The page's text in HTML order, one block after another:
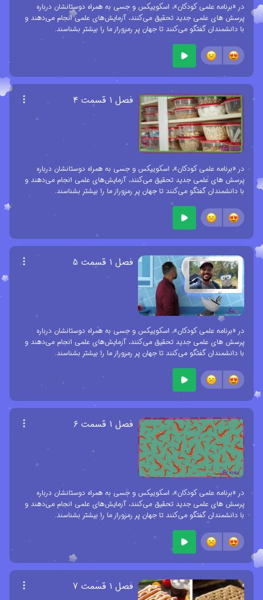
در «برنامه علمی کودکان»، اسکوییکس و جسی به همراه دوستانشان درباره
پرسش های علمی جدید تحقیق می‌کنند، آزمایش‌های علمی انجام می‌دهند و
با دانشمندان گفتگو می‌کنند تا جهان پر رمزوراز ما را بیشتر بشناسند.
فصل ۱ قسمت ۴
در «برنامه علمی کودکان»، اسکوییکس و جسی به همراه دوستانشان درباره
پرسش های علمی جدید تحقیق می‌کنند، آزمایش‌های علمی انجام می‌دهند و
با دانشمندان گفتگو می‌کنند تا جهان پر رمزوراز ما را بیشتر بشناسند.
فصل ۱ قسمت ۵
در «برنامه علمی کودکان»، اسکوییکس و جسی به همراه دوستانشان درباره
پرسش های علمی جدید تحقیق می‌کنند، آزمایش‌های علمی انجام می‌دهند و
با دانشمندان گفتگو می‌کنند تا جهان پر رمزوراز ما را بیشتر بشناسند.
فصل ۱ قسمت ۶
در «برنامه علمی کودکان»، اسکوییکس و جسی به همراه دوستانشان درباره
پرسش های علمی جدید تحقیق می‌کنند، آزمایش‌های علمی انجام می‌دهند و
با دانشمندان گفتگو می‌کنند تا جهان پر رمزوراز ما را بیشتر بشناسند.
فصل ۱ قسمت ۷